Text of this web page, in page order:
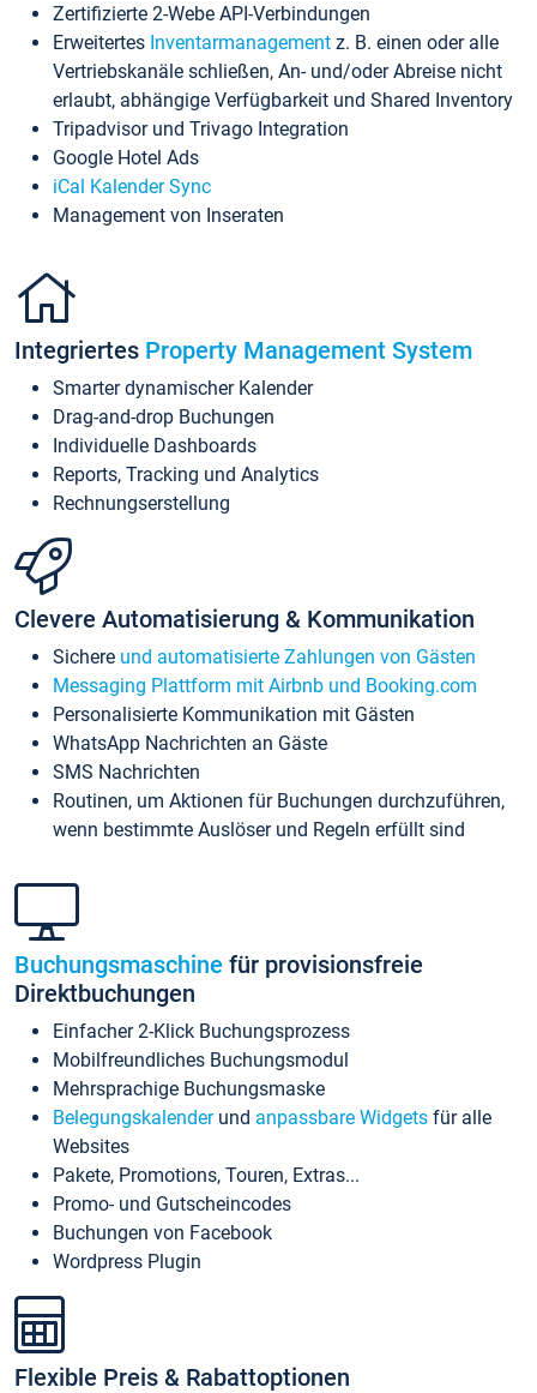
Zertifizierte 2-Webe API-Verbindungen
Erweitertes Inventarmanagement z. B. einen oder alle
Vertriebskanäle schließen, An- und/oder Abreise nicht
erlaubt, abhängige Verfügbarkeit und Shared Inventory
Tripadvisor und Trivago Integration
Google Hotel Ads
iCal Kalender Sync
Management von Inseraten
Integriertes Property Management System
Smarter dynamischer Kalender
Drag-and-drop Buchungen
Individuelle Dashboards
Reports, Tracking und Analytics
Rechnungserstellung
Clevere Automatisierung & Kommunikation
Sichere und automatisierte Zahlungen von Gästen
Messaging Plattform mit Airbnb und Booking.com
Personalisierte Kommunikation mit Gästen
WhatsApp Nachrichten an Gäste
SMS Nachrichten
Routinen, um Aktionen für Buchungen durchzuführen,
wenn bestimmte Auslöser und Regeln erfüllt sind
Buchungsmaschine für provisionsfreie
Direktbuchungen
Einfacher 2-Klick Buchungsprozess
Mobilfreundliches Buchungsmodul
Mehrsprachige Buchungsmaske
Belegungskalenderund anpassbare Widgets für alle
Websites
Pakete, Promotions, Touren, Extras...
Promo- und Gutscheincodes
Buchungen von Facebook
Wordpress Plugin
Flexible Preis & Rabattoptionen